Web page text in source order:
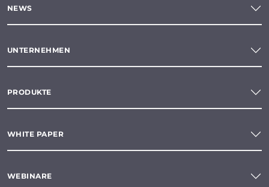
NEWS
UNTERNEHMEN
PRODUKTE
WHITE PAPER
WEBINARE